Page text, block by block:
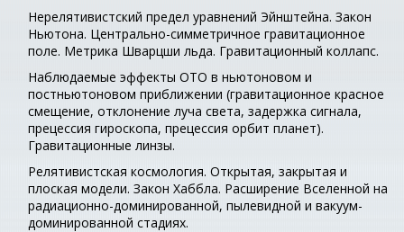
Нерелятивистский предел уравнений Эйнштейна. Закон
Ньютона. Центрально-симметричное гравитационное
поле. Метрика Шварцши льда. Гравитационный коллапс.
Наблюдаемые эффекты ОТО в ньютоновом и
постньютоновом приближении (гравитационное красное
смещение, отклонение луча света, задержка сигнала,
прецессия гироскопа, прецессия орбит планет).
Гравитационные линзы.
Релятивистская космология. Открытая, закрытая и
плоская модели. Закон Хаббла. Расширение Вселенной на
радиационно-доминированной, пылевидной и вакуум-
доминированной стадиях.